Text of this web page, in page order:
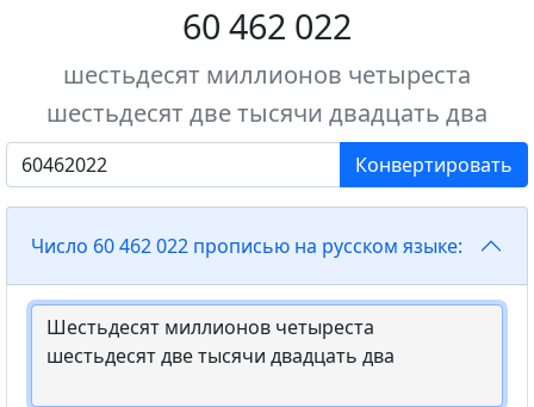
60 462 022
шестьдесят миллионов четыреста
шестьдесят две тысячи двадцать два
Конвертировать
Число 60 462 022 прописью на русском языке: